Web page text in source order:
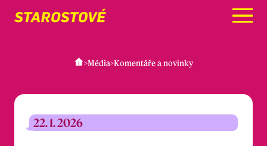
Menu
>Média>Komentáře a novinky
22. 1. 2026